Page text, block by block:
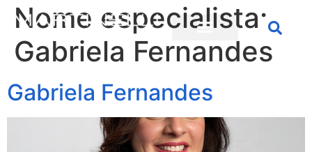
Nome especialista:
Gabriela Fernandes
Gabriela Fernandes